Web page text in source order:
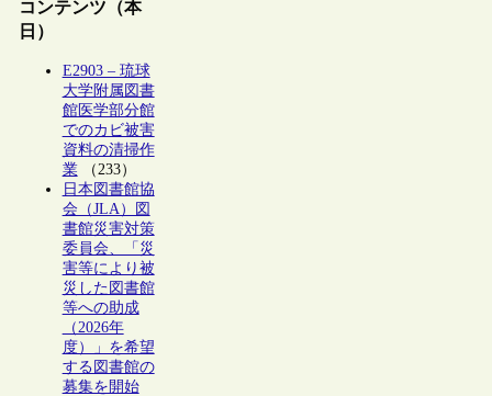
コンテンツ（本
日）
E2903 – 琉球
大学附属図書
館医学部分館
でのカビ被害
資料の清掃作
業（233）
日本図書館協
会（JLA）図
書館災害対策
委員会、「災
害等により被
災した図書館
等への助成
（2026年
度）」を希望
する図書館の
募集を開始